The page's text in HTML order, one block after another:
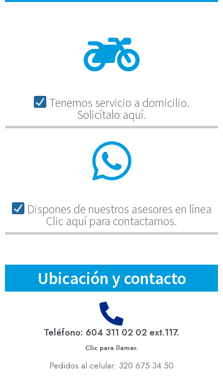
Tenemos servicio a domicilio.
Solicítalo aquí.
Dispones de nuestros asesores en línea
Clic aquí para contactarnos.
Ubicación y contacto
Teléfono: 604 311 02 02 ext.117.
Clic para llamar.
Pedidos al celular: 320 675 34 50